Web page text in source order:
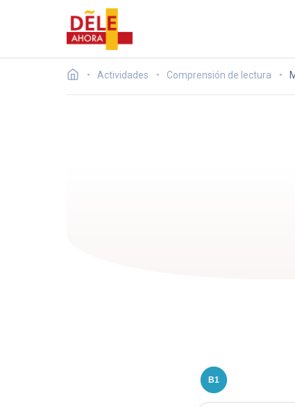
Actividades Comprensión de lectura
B1